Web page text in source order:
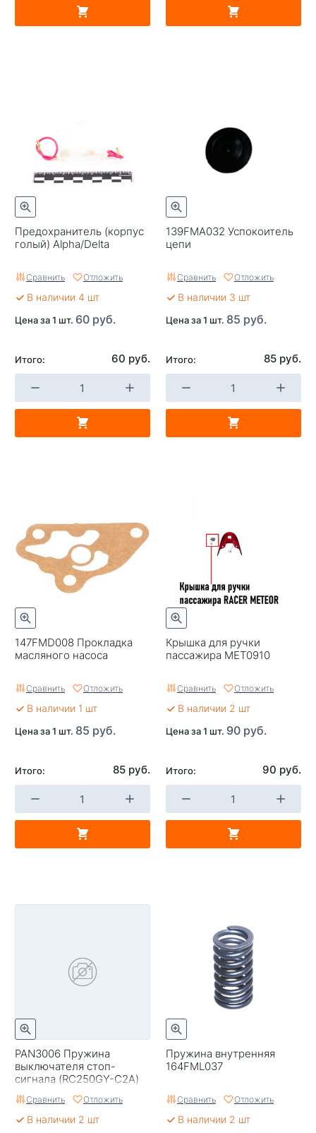
Предохранитель (корпус
голый) Alpha/Delta
Сравнить Отложить
В наличии 4 шт
Цена за 1 шт. 60 руб.
Итого: 60 руб.
139FMA032 Успокоитель
цепи
Сравнить Отложить
В наличии 3 шт
Цена за 1 шт. 85 руб.
Итого: 85 руб.
147FMD008 Прокладка
масляного насоса
Сравнить Отложить
В наличии 1 шт
Цена за 1 шт. 85 руб.
Итого: 85 руб.
Крышка для ручки
пассажира MET0910
Сравнить Отложить
В наличии 2 шт
Цена за 1 шт. 90 руб.
Итого: 90 руб.
PAN3006 Пружина
выключателя стоп-
сигнала (RC250GY-C2A)
Сравнить Отложить
В наличии 2 шт
Пружина внутренняя
164FML037
Сравнить Отложить
В наличии 2 шт